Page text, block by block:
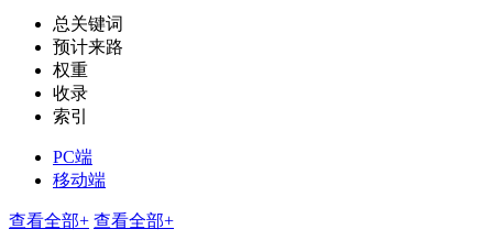
总关键词
预计来路
权重
收录
索引
PC端
移动端
查看全部+ 查看全部+